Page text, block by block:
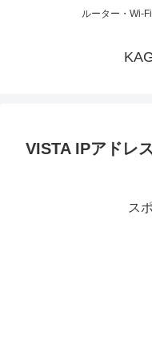
ルーター・Wi-
VISTA IPアドレ
ス